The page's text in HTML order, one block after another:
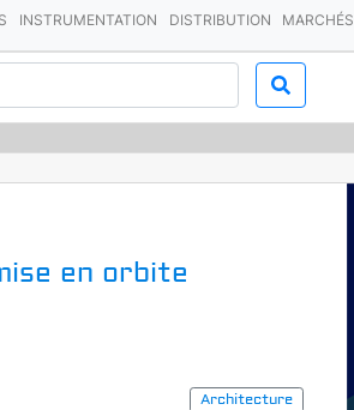
INSTRUMENTATION DISTRIBUTION MARCHÉS
en orbite
Architecture